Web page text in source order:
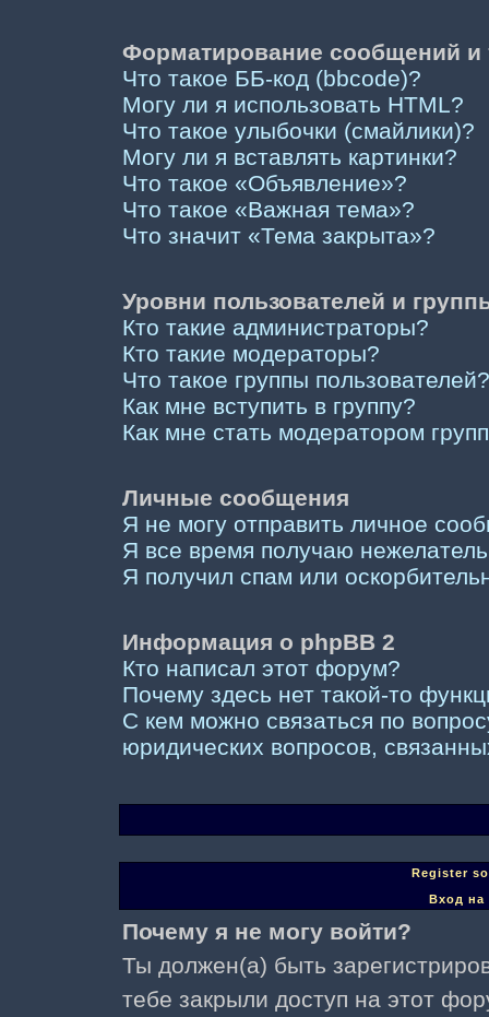
Форматирование сообщений
Что такое ББ-код (bbcode)?
Могу ли я использовать HTML?
Что такое улыбочки (смайлики)?
Могу ли я вставлять картинки?
Что такое «Объявление»?
Что такое «Важная тема»?
Что значит «Тема закрыта»?
Уровни пользователей и
Кто такие администраторы?
Кто такие модераторы?
Что такое группы пользователей?
Как мне вступить в группу?
Как мне стать модератором
Личные сообщения
Я не могу отправить личное
Я все время получаю
Я получил спам или
Информация о phpBB 2
Кто написал этот форум?
Почему здесь нет такой-то
С кем можно связаться по
юридических вопросов,
Register
Вход на
Почему я не могу войти?
Ты должен(а) быть
тебе закрыли доступ на этот